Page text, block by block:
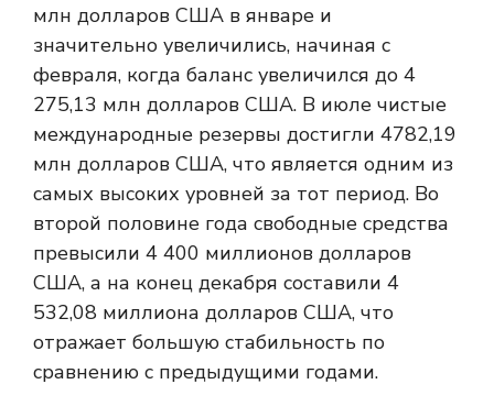
млн долларов США в январе и
значительно увеличились, начиная с
февраля, когда баланс увеличился до 4
275,13 млн долларов США. В июле чистые
международные резервы достигли 4782,19
млн долларов США, что является одним из
самых высоких уровней за тот период. Во
второй половине года свободные средства
превысили 4 400 миллионов долларов
США, а на конец декабря составили 4
532,08 миллиона долларов США, что
отражает большую стабильность по
сравнению с предыдущими годами.